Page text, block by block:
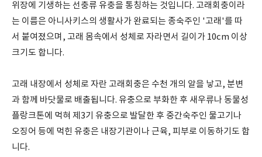
위장에 기생하는 선충류 유충을 통칭하는 것입니다. 고래회충이라
는 이름은 아니사키스의 생활사가 완료되는 종숙주인 '고래'를 따
서 붙여졌으며, 고래 몸속에서 성체로 자라면서 길이가 10cm 이상
크기도 합니다.
고래 내장에서 성체로 자란 고래회충은 수천 개의 알을 낳고, 분변
과 함께 바닷물로 배출됩니다. 유충으로 부화한 후 새우류나 동물성
플랑크톤에 먹혀 제3기 유충으로 발달한 후 중간숙주인 물고기나
오징어 등에 먹힌 유충은 내장기관이나 근육, 피부로 이동하기도 합
니다.